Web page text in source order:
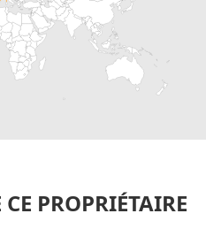
PROPRIÉTAIRE